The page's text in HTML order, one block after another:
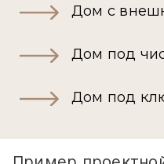
Дом с
Дом под
Дом под